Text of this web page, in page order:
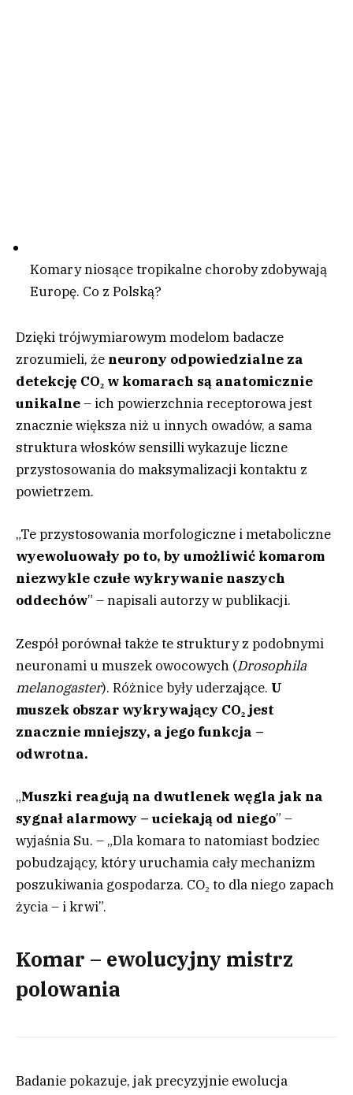
Komary niosące tropikalne choroby zdobywają
Europę. Co z Polską?
Dzięki trójwymiarowym modelom badacze
zrozumieli, że neurony odpowiedzialne za
detekcję CO₂ w komarach są anatomicznie
unikalne– ich powierzchnia receptorowa jest
znacznie większa niż u innych owadów, a sama
struktura włosków sensilli wykazuje liczne
przystosowania do maksymalizacji kontaktu z
powietrzem.
„Te przystosowania morfologiczne i metaboliczne
wyewoluowały po to, by umożliwić komarom
niezwykle czułe wykrywanie naszych
oddechów” – napisali autorzy w publikacji.
Zespół porównał także te struktury z podobnymi
neuronami u muszek owocowych (Drosophila
melanogaster). Różnice były uderzające. U
muszek obszar wykrywający CO₂ jest
znacznie mniejszy, a jego funkcja –
odwrotna.
„Muszki reagują na dwutlenek węgla jak na
sygnał alarmowy – uciekają od niego” –
wyjaśnia Su. – „Dla komara to natomiast bodziec
pobudzający, który uruchamia cały mechanizm
poszukiwania gospodarza. CO₂ to dla niego zapach
życia – i krwi”.
Komar – ewolucyjny mistrz
polowania
Badanie pokazuje, jak precyzyjnie ewolucja